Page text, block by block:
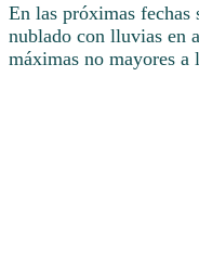
En las próximas fechas
nublado con lluvias en
máximas no mayores a